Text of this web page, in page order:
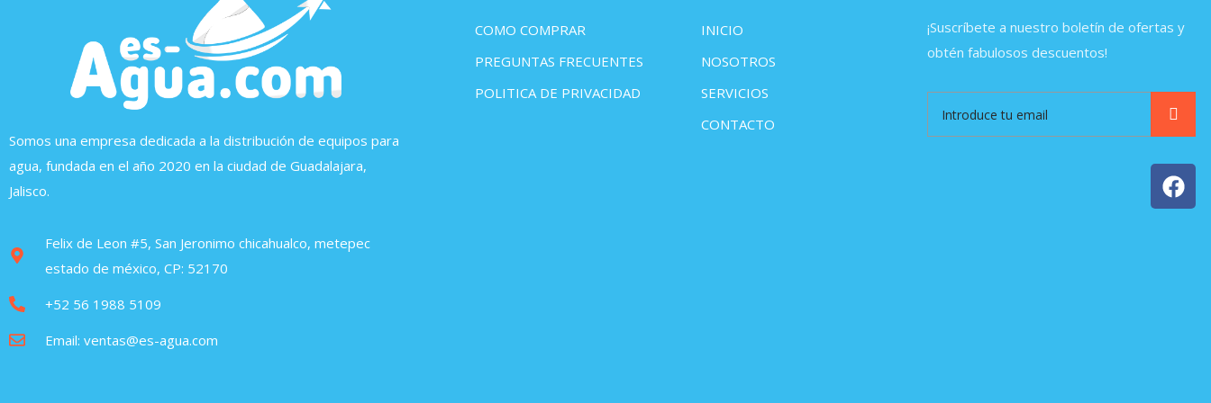
Somos una empresa dedicada a la distribución de equipos para
agua, fundada en el año 2020 en la ciudad de Guadalajara,
Jalisco.
Felix de Leon #5, San Jeronimo chicahualco, metepec
estado de méxico, CP: 52170
+52 56 1988 5109
Email: ventas@es-agua.com
COMO COMPRAR
PREGUNTAS FRECUENTES
POLITICA DE PRIVACIDAD
INICIO
NOSOTROS
SERVICIOS
CONTACTO
¡Suscríbete a nuestro boletín de ofertas y
obtén fabulosos descuentos!